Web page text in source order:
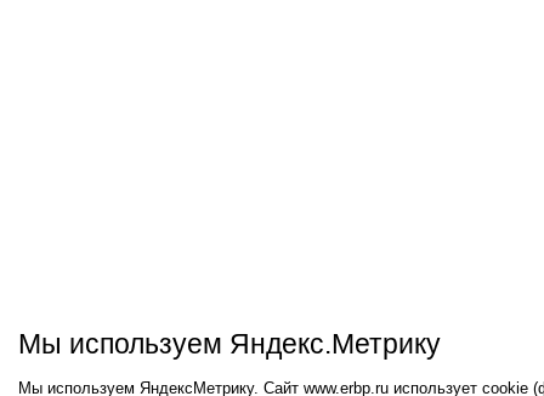
Мы используем Яндекс.Метрику
Мы используем ЯндексМетрику. Сайт www.erbp.ru использует